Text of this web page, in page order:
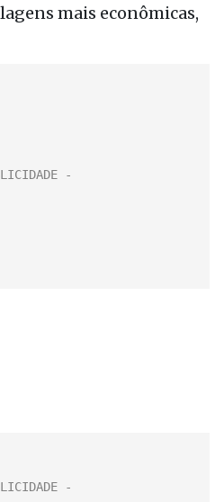
mais econômicas,